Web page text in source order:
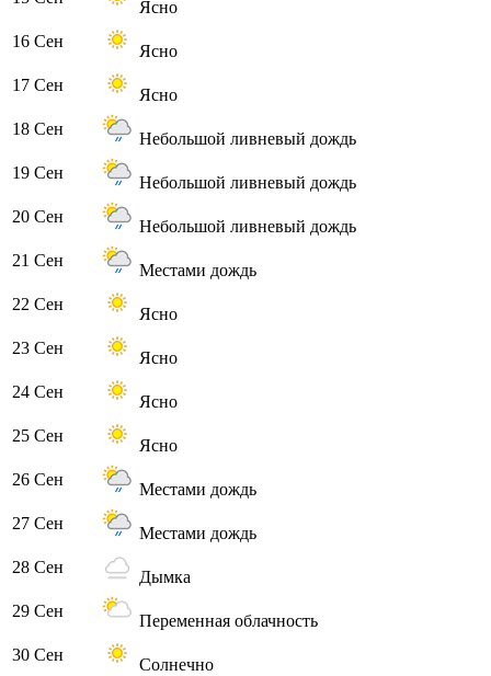
Ясно
16 Сен
Ясно
17 Сен
Ясно
18 Сен
Небольшой ливневый дождь
19 Сен
Небольшой ливневый дождь
20 Сен
Небольшой ливневый дождь
21 Сен
Местами дождь
22 Сен
Ясно
23 Сен
Ясно
24 Сен
Ясно
25 Сен
Ясно
26 Сен
Местами дождь
27 Сен
Местами дождь
28 Сен
Дымка
29 Сен
Переменная облачность
30 Сен
Солнечно